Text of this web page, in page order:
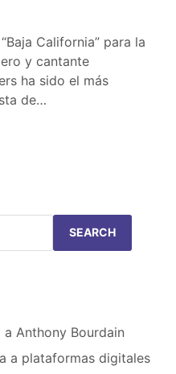
California” para la
y cantante
ha sido el más
de…
SEARCH
Anthony Bourdain
a plataformas digitales